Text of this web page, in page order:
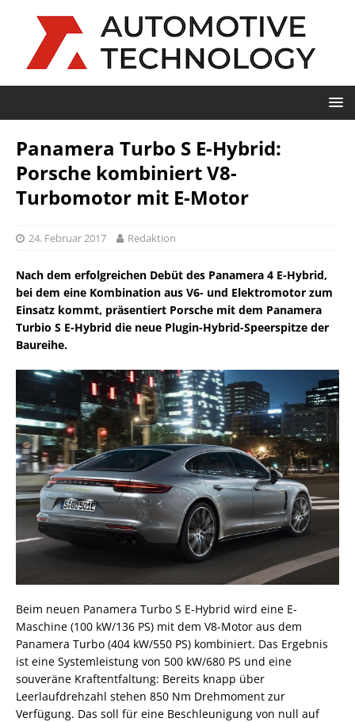
Panamera Turbo S E-Hybrid:
Porsche kombiniert V8-
Turbomotor mit E-Motor
24. Februar 2017 Redaktion
Nach dem erfolgreichen Debüt des Panamera 4 E-Hybrid,
bei dem eine Kombination aus V6- und Elektromotor zum
Einsatz kommt, präsentiert Porsche mit dem Panamera
Turbio S E-Hybrid die neue Plugin-Hybrid-Speerspitze der
Baureihe.
Beim neuen Panamera Turbo S E-Hybrid wird eine E-
Maschine (100 kW/136 PS) mit dem V8-Motor aus dem
Panamera Turbo (404 kW/550 PS) kombiniert. Das Ergebnis
ist eine Systemleistung von 500 kW/680 PS und eine
souveräne Kraftentfaltung: Bereits knapp über
Leerlaufdrehzahl stehen 850 Nm Drehmoment zur
Verfügung. Das soll für eine Beschleunigung von null auf